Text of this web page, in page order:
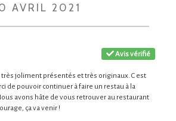
AVRIL 2021
Avis vérifié
joliment présentés et très originaux. C est
de pouvoir continuer à faire un restau à la
avons hâte de vous retrouver au restaurant
ça va venir !